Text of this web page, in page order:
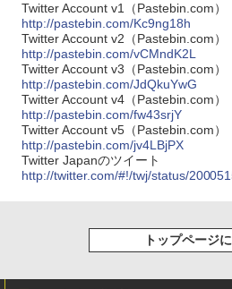
Twitter Account v1（Pastebin.com）
http://pastebin.com/Kc9ng18h
Twitter Account v2（Pastebin.com）
http://pastebin.com/vCMndK2L
Twitter Account v3（Pastebin.com）
http://pastebin.com/JdQkuYwG
Twitter Account v4（Pastebin.com）
http://pastebin.com/fw43srjY
Twitter Account v5（Pastebin.com）
http://pastebin.com/jv4LBjPX
Twitter Japanのツイート
http://twitter.com/#!/twj/status/
トップページ